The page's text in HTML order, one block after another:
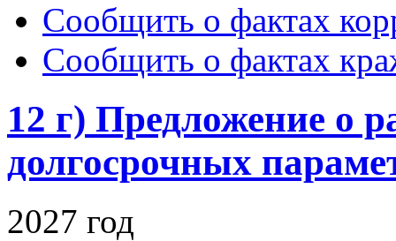
Сообщить о фактах
Сообщить о фактах
12 г) Предложение о
долгосрочных
2027 год